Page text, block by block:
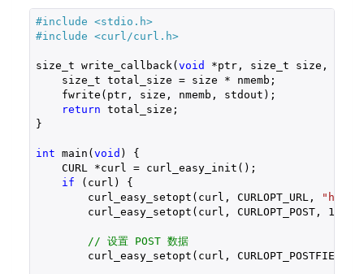
#include <stdio.h>
#include <curl/curl.h>
size_t write_callback(void *ptr, size_t size,
    size_t total_size = size * nmemb;
    fwrite(ptr, size, nmemb, stdout);
return total_size;
}
int main(void ) {
    CURL *curl = curl_easy_init();
if (curl) {
        curl_easy_setopt(curl, CURLOPT_URL,
        curl_easy_setopt(curl, CURLOPT_POST,
1
// 设置 POST 数据
curl_easy_setopt(curl,